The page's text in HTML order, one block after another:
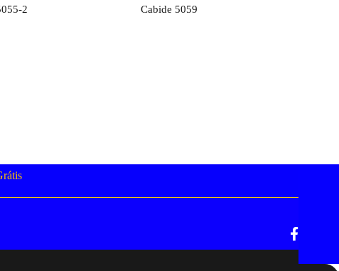
2 Cabide 5059